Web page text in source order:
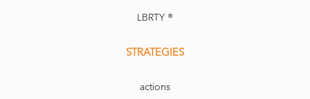
LBRTY ®
STRATEGIES
actions